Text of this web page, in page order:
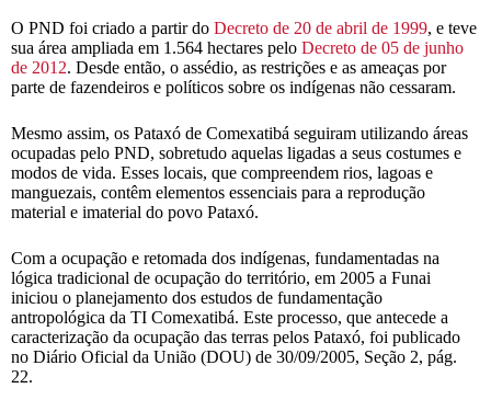
O PND foi criado a partir do Decreto de 20 de abril de 1999, e teve
sua área ampliada em 1.564 hectares pelo Decreto de 05 de junho
de 2012. Desde então, o assédio, as restrições e as ameaças por
parte de fazendeiros e políticos sobre os indígenas não cessaram.
Mesmo assim, os Pataxó de Comexatibá seguiram utilizando áreas
ocupadas pelo PND, sobretudo aquelas ligadas a seus costumes e
modos de vida. Esses locais, que compreendem rios, lagoas e
manguezais, contêm elementos essenciais para a reprodução
material e imaterial do povo Pataxó.
Com a ocupação e retomada dos indígenas, fundamentadas na
lógica tradicional de ocupação do território, em 2005 a Funai
iniciou o planejamento dos estudos de fundamentação
antropológica da TI Comexatibá. Este processo, que antecede a
caracterização da ocupação das terras pelos Pataxó, foi publicado
no Diário Oficial da União (DOU) de 30/09/2005, Seção 2, pág.
22.